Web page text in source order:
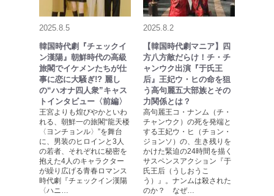
2025.8.5
韓国時代劇『チェックイ
ン漢陽』朝鮮時代の高級
旅閣でイケメンたちが仕
事に恋に大騒ぎ!? 麗し
の“ハオナ四人衆”キャス
トインタビュー〈前編〉
王宮よりも煌びやかといわ
れる、朝鮮一の旅閣“龍天楼
〈ヨンチョンル〉”を舞台
に、男装のヒロインと3人
の若者、それぞれに秘密を
抱えた4人のキャラクター
が繰り広げる青春ロマンス
時代劇『チェックイン漢陽
〈ハニ…
2025.8.2
【韓国時代劇マニア】四
方八方敵だらけ！チ・チ
ャンウク出演『于氏王
后』王妃ウ・ヒの命を狙
う高句麗五大部族とその
力関係とは？
高句麗王コ・ナンム（チ・
チャンウク）の死を発端と
する王妃ウ・ヒ（チョン・
ジョンソ）の、生き残りを
かけた緊迫の24時間を描く
サスペンスアクション『于
氏王后（うしおうこ
う）』。ナンムは殺された
のか？ なぜ…